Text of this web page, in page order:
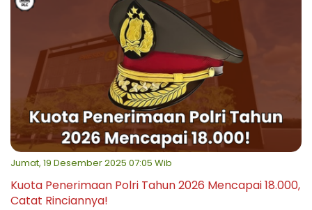
Jumat, 19 Desember 2025 07:05 Wib
Kuota Penerimaan Polri Tahun 2026 Mencapai 18.000,
Catat Rinciannya!